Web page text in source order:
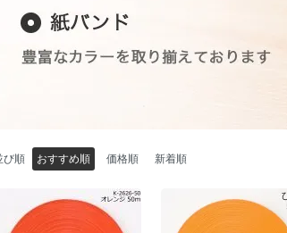
び順 おすすめ順 価格順 新着順